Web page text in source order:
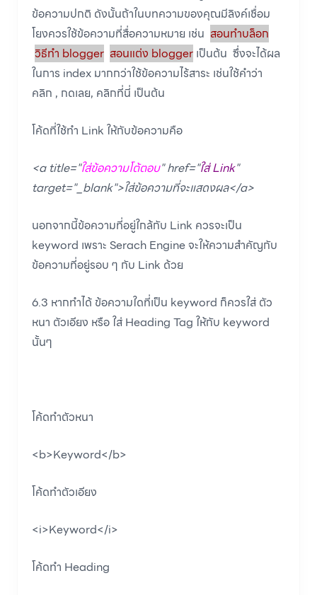
ข้อความปกติ ดังนั้นถ้าในบทความของคุณมีลิงค์เชื่อม
โยงควรใช้ข้อความที่สื่อความหมาย เช่น สอนทำบล็อก
วิธีทำ blogger สอนแต่ง blogger เป็นต้น ซึ่งจะได้ผล
ในการ index มากกว่าใช้ข้อความไร้สาระ เช่นใช้คำว่า
คลิก , กดเลย, คลิกที่นี่ เป็นต้น
โค้ดที่ใช้ทำ Link ให้กับข้อความคือ
<a title="ใส่ข้อความโต้ตอบ" href="ใส่ Link"
target="_blank">ใส่ข้อความที่จะแสดงผล</a>
นอกจากนี้ข้อความที่อยู่ใกล้กับ Link ควรจะเป็น
keyword เพราะ Serach Engine จะให้ความสำคัญกับ
ข้อความที่อยู่รอบ ๆ กับ Link ด้วย
6.3 หากทำได้ ข้อความใดที่เป็น keyword ก็ควรใส่ ตัว
หนา ตัวเอียง หรือ ใส่ Heading Tag ให้กับ keyword
นั้นๆ
โค้ดทำตัวหนา
<b>Keyword</b>
โค้ดทำตัวเอียง
<i>Keyword</i>
โค้ดทำ Heading